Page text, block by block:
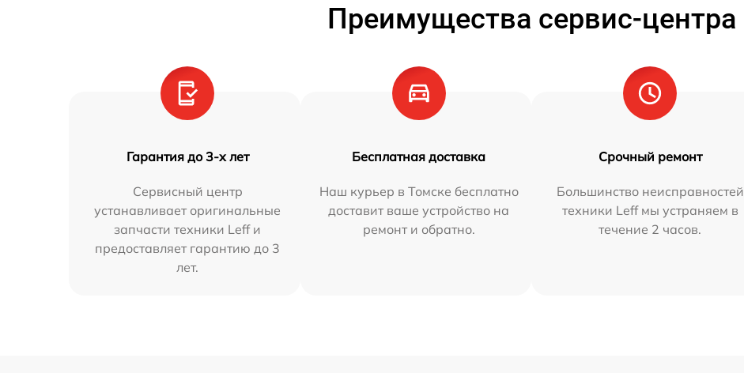
Преимущества сервис-центра
Гарантия до 3-х лет
Сервисный центр
устанавливает оригинальные
запчасти техники Leff и
предоставляет гарантию до 3
лет.
Бесплатная доставка
Наш курьер в Томске бесплатно
доставит ваше устройство на
ремонт и обратно.
Срочный ремонт
Большинство неисправностей
техники Leff мы устраняем в
течение 2 часов.